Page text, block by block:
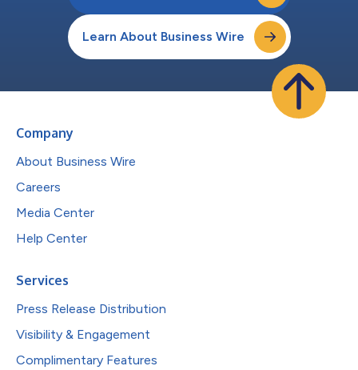
Learn About Business Wire
Company
About Business Wire
Careers
Media Center
Help Center
Services
Press Release Distribution
Visibility & Engagement
Complimentary Features